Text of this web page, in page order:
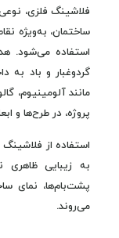
فلاشینگ فلزی،
ساختمان، به‌ویژه
استفاده می‌شود.
گردوغبار و باد به
مانند آلومینیوم،
پروژه، در طرح‌ها و
استفاده از
به زیبایی
پشت‌بام‌ها، نمای
می‌روند.